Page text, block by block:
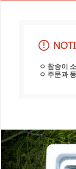
ㅇ 참송이
ㅇ 주문과